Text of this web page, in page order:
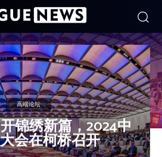
高端论坛
锦绣新篇，2024中
会在柯桥召开